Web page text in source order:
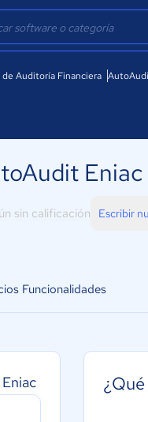
de Auditoría Financiera
Eniac
sin calificación Escribir
Funcionalidades